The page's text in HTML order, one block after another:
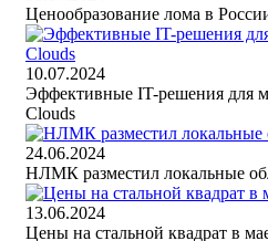
Ценообразование лома в
10.07.2024
Эффективные IT-решения для
Clouds
24.06.2024
НЛМК разместил локальные
13.06.2024
Цены на стальной квадрат в